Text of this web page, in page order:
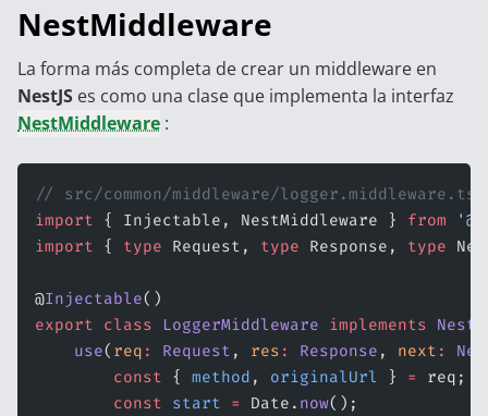
NestMiddleware
La forma más completa de crear un middleware en
NestJS es como una clase que implementa la interfaz
NestMiddleware :
// src/common/middleware/logger.middleware.ts
import { Injectable, NestMiddleware } from
import { type Request, type Response, type
@Injectable()
export class LoggerMiddleware implements
    use
( req : Request , res : Response , next :
        const
{ method , originalUrl } =
req;
        const
start = Date. now();